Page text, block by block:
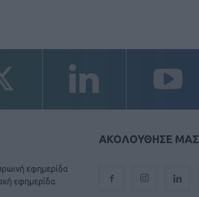
εφημερίδα
εφημερίδα
ΑΚΟΛΟΥΘΗΣΕ ΜΑΣ